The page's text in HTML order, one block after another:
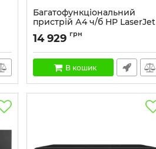
Багатофункціональний
пристрій А4 ч/б HP LaserJet
M236sdw з Wi-Fi
Артикул: 9YG09A
14 929 грн
В кошик